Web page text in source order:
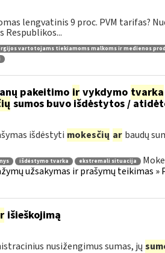
lengvatinis 9 proc. PVM tarifas?
vartotojams tiekiamoms malkoms ir medienos
pakeitimo irvykdymo tvarka
sumos buvo išdėstytos /
išdėstyti mokesčių ar baudų
išdėstymo tvarka ekstremali situacija
užsakymas ir prašymų teikimas »
išieškojimą
nusižengimus sumas, jų